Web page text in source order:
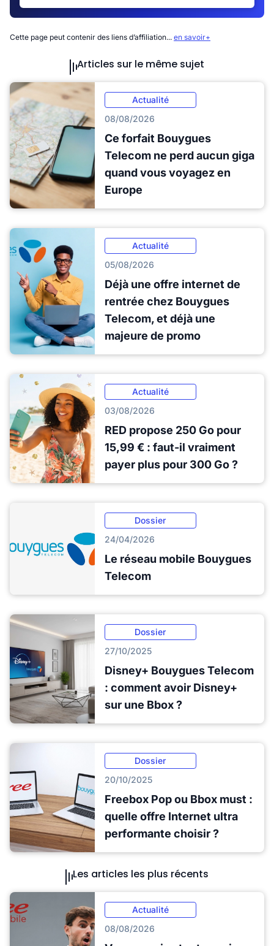
Cette page peut contenir des liens d’affiliation... en savoir+
Articles sur le même sujet
Actualité
08/08/2026
Ce forfait Bouygues
Telecom ne perd aucun giga
quand vous voyagez en
Europe
Actualité
05/08/2026
Déjà une offre internet de
rentrée chez Bouygues
Telecom, et déjà une
majeure de promo
Actualité
03/08/2026
RED propose 250 Go pour
15,99 € : faut-il vraiment
payer plus pour 300 Go ?
Dossier
24/04/2026
Le réseau mobile Bouygues
Telecom
Dossier
27/10/2025
Disney+ Bouygues Telecom
: comment avoir Disney+
sur une Bbox ?
Dossier
20/10/2025
Freebox Pop ou Bbox must :
quelle offre Internet ultra
performante choisir ?
Les articles les plus récents
Actualité
08/08/2026